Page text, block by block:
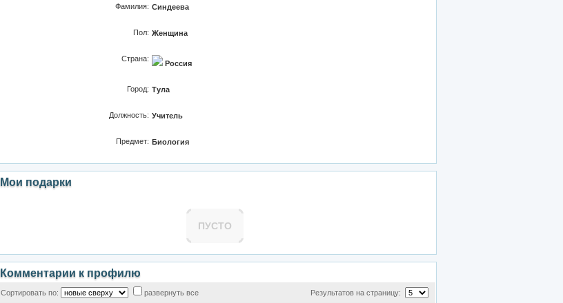
Фамилия: Синдеева
Пол: Женщина
Страна:
Россия
Город: Тула
Должность: Учитель
Предмет: Биология
Мои подарки
ПУСТО
Комментарии к профилю
Сортировать по: развернуть все Результатов на страницу: